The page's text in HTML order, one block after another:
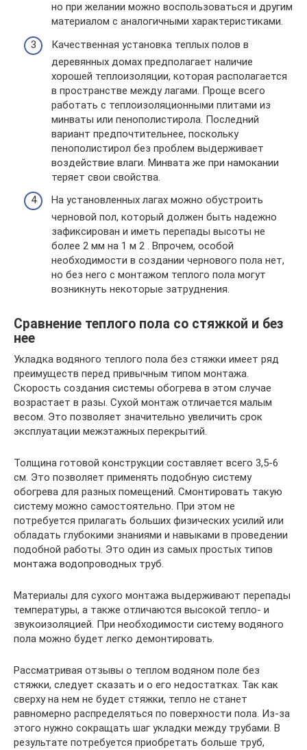
но при желании можно воспользоваться и другим
материалом с аналогичными характеристиками.
Качественная установка теплых полов в
деревянных домах предполагает наличие
хорошей теплоизоляции, которая располагается
в пространстве между лагами. Проще всего
работать с теплоизоляционными плитами из
минваты или пенополистирола. Последний
вариант предпочтительнее, поскольку
пенополистирол без проблем выдерживает
воздействие влаги. Минвата же при намокании
теряет свои свойства.
На установленных лагах можно обустроить
черновой пол, который должен быть надежно
зафиксирован и иметь перепады высоты не
более 2 мм на 1 м 2 . Впрочем, особой
необходимости в создании чернового пола нет,
но без него с монтажом теплого пола могут
возникнуть некоторые затруднения.
Сравнение теплого пола со стяжкой и без
нее
Укладка водяного теплого пола без стяжки имеет ряд
преимуществ перед привычным типом монтажа.
Скорость создания системы обогрева в этом случае
возрастает в разы. Сухой монтаж отличается малым
весом. Это позволяет значительно увеличить срок
эксплуатации межэтажных перекрытий.
Толщина готовой конструкции составляет всего 3,5-6
см. Это позволяет применять подобную систему
обогрева для разных помещений. Смонтировать такую
систему можно самостоятельно. При этом не
потребуется прилагать больших физических усилий или
обладать глубокими знаниями и навыками в проведении
подобной работы. Это один из самых простых типов
монтажа водопроводных труб.
Материалы для сухого монтажа выдерживают перепады
температуры, а также отличаются высокой тепло- и
звукоизоляцией. При необходимости систему водяного
пола можно будет легко демонтировать.
Рассматривая отзывы о теплом водяном поле без
стяжки, следует сказать и о его недостатках. Так как
сверху на нем не будет стяжки, тепло не станет
равномерно распределяться по поверхности пола. Из-за
этого нужно сокращать шаг укладки между трубами. В
результате потребуется приобретать больше труб,